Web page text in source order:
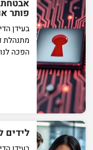
פותר
בעידן
מתנהלת
הפכה
לידים